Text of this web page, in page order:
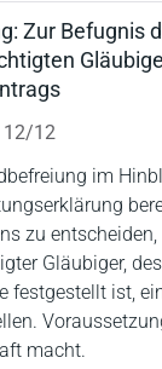
Zur Befugnis
12/12
im
zu
Gläubiger,
festgestellt ist,
macht.